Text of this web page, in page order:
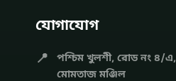
যোগাযোগ
📍
পশ্চিম খুলশী, রোড নং ৪/এ,
মোমতাজ মঞ্জিল